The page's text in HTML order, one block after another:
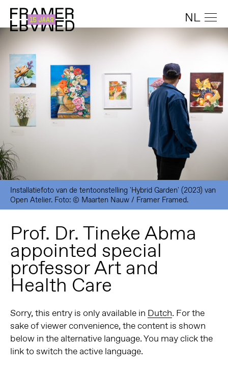
NL
Installatiefoto van de tentoonstelling 'Hybrid Garden' (2023) van
Open Atelier. Foto: © Maarten Nauw / Framer Framed.
Prof. Dr. Tineke Abma
appointed special
professor Art and
Health Care
Sorry, this entry is only available in Dutch. For the
sake of viewer convenience, the content is shown
below in the alternative language. You may click the
link to switch the active language.